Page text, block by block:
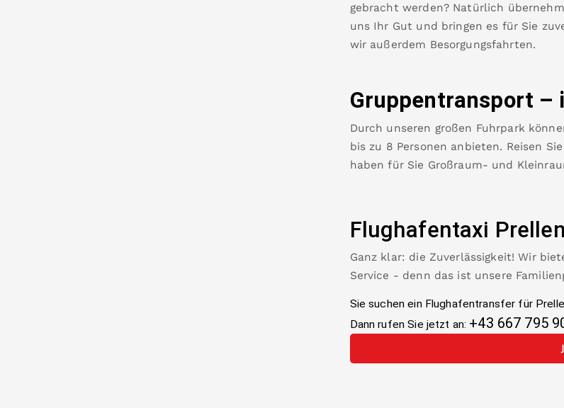
gebracht werden? Natürlich
uns Ihr Gut und bringen es für Sie
wir außerdem Besorgungsfahrten.
Gruppentransport –
Durch unseren großen Fuhrpark
bis zu 8 Personen anbieten. Reisen
haben für Sie Großraum- und
Flughafentaxi
Ganz klar: die Zuverlässigkeit! Wir
Service - denn das ist unsere
Sie suchen ein Flughafentransfer für
Dann rufen Sie jetzt an: +43 667 795